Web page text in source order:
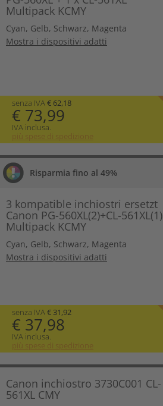
Multipack KCMY
Cyan, Gelb, Schwarz, Magenta
Mostra i dispositivi adatti
senza IVA€ 62,18
€ 73,99
IVA inclusa.
più spese di spedizione
Risparmia fino al 49%
3 kompatible inchiostri ersetzt
Canon PG-560XL(2)+CL-561XL(1)
Multipack KCMY
Cyan, Gelb, Schwarz, Magenta
Mostra i dispositivi adatti
senza IVA€ 31,92
€ 37,98
IVA inclusa.
più spese di spedizione
Canon inchiostro 3730C001 CL-
561XL CMY